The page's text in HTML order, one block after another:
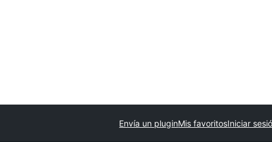
Envía un pluginMis favoritosIniciar